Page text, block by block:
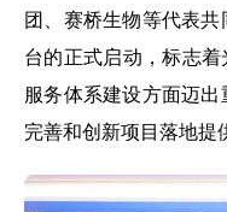
团、赛桥生物等代表
台的正式启动，标志
服务体系建设方面迈
完善和创新项目落地提